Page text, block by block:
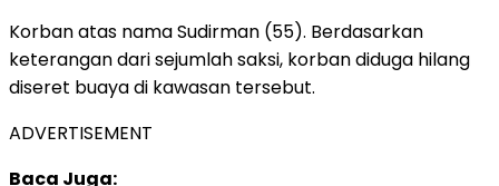
Korban atas nama Sudirman (55). Berdasarkan
keterangan dari sejumlah saksi, korban diduga hilang
diseret buaya di kawasan tersebut.
ADVERTISEMENT
Baca Juga: